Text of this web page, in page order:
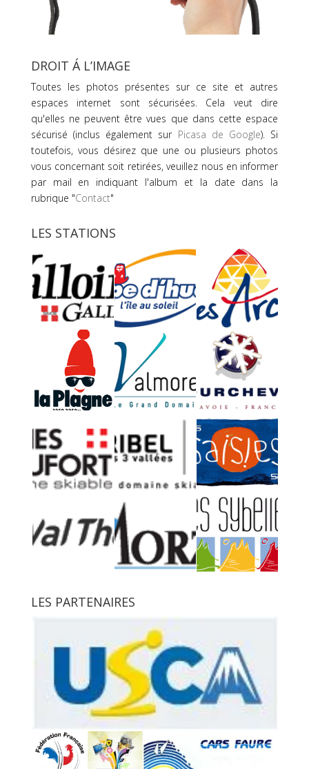
DROIT Á L’IMAGE
Toutes les photos présentes sur ce site et autres
espaces internet sont sécurisées. Cela veut dire
qu'elles ne peuvent être vues que dans cette espace
sécurisé (inclus également sur Picasa de Google). Si
toutefois, vous désirez que une ou plusieurs photos
vous concernant soit retirées, veuillez nous en informer
par mail en indiquant l'album et la date dans la
rubrique "Contact"
LES STATIONS
LES PARTENAIRES